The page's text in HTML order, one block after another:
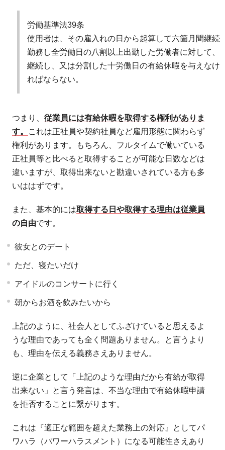
労働基準法39条
使用者は、その雇入れの日から起算して六箇月間継続
勤務し全労働日の八割以上出勤した労働者に対して、
継続し、又は分割した十労働日の有給休暇を与えなけ
ればならない。
つまり、従業員には有給休暇を取得する権利がありま
す。 これは正社員や契約社員など雇用形態に関わらず
権利があります。もちろん、フルタイムで働いている
正社員等と比べると取得することが可能な日数などは
違いますが、取得出来ないと勘違いされている方も多
いははずです。
また、基本的には取得する日や取得する理由は従業員
の自由です。
彼女とのデート
ただ、寝たいだけ
アイドルのコンサートに行く
朝からお酒を飲みたいから
上記のように、社会人としてふざけていると思えるよ
うな理由であっても全く問題ありません。と言うより
も、理由を伝える義務さえありません。
逆に企業として「上記のような理由だから有給が取得
出来ない」と言う発言は、不当な理由で有給休暇申請
を拒否することに繋がります。
これは『適正な範囲を超えた業務上の対応』としてパ
ワハラ（パワーハラスメント）になる可能性さえあり